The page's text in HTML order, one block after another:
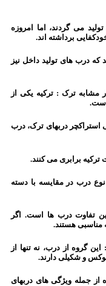
می گردند، اما امروزه
برداشته اند.
درب های تولید داخل نیز
مشابه ترک : ترکیه یکی از
استراکچر دربهای ترک، درب
برابری می کنند.
نوع درب در مقایسه با دسته
تفاوت درب ها است. اگر
مناسبی هستند.
گروه از درب، نه تنها از
و شکیلی دارند.
از جمله ویژگی های دربهای